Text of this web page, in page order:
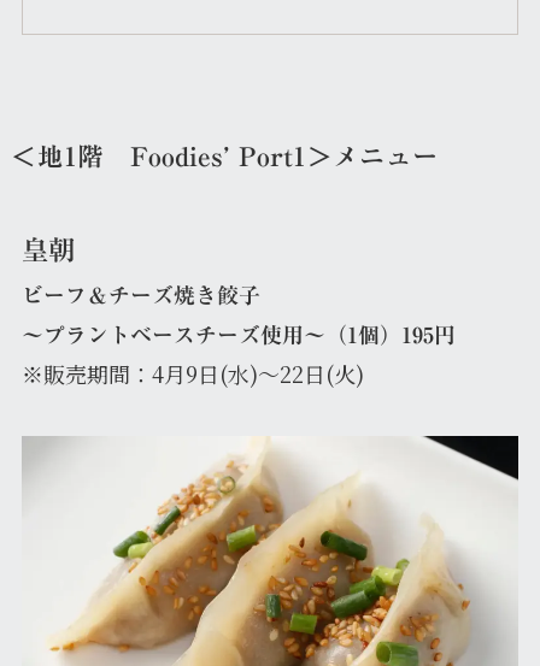
＜地1階 Foodies’ Port1＞メニュー
皇朝
ビーフ＆チーズ焼き餃子
～プラントベースチーズ使用～（1個）195円
※販売期間：4月9日(水)～22日(火)